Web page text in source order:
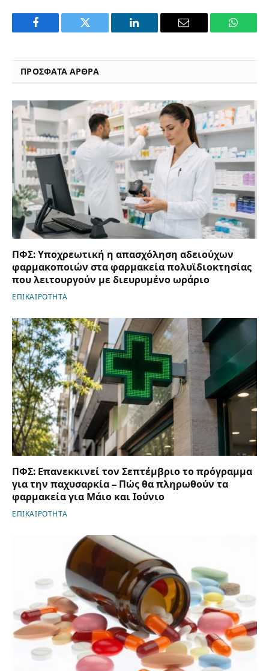
Facebook Twitter LinkedIn Email
ΠΡΟΣΦΑΤΑ ΑΡΘΡΑ
ΠΦΣ: Υποχρεωτική η απασχόληση αδειούχων
φαρμακοποιών στα φαρμακεία πολυϊδιοκτησίας
που λειτουργούν με διευρυμένο ωράριο
ΕΠΙΚΑΙΡΟΤΗΤΑ
ΠΦΣ: Επανεκκινεί τον Σεπτέμβριο το πρόγραμμα
για την παχυσαρκία – Πώς θα πληρωθούν τα
φαρμακεία για Μάιο και Ιούνιο
ΕΠΙΚΑΙΡΟΤΗΤΑ